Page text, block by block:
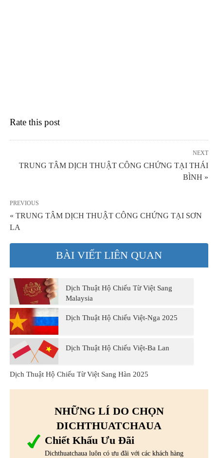
Rate this post
NEXT
TRUNG TÂM DỊCH THUẬT CÔNG CHỨNG TẠI THÁI
BÌNH »
PREVIOUS
« TRUNG TÂM DỊCH THUẬT CÔNG CHỨNG TẠI SƠN
LA
BÀI VIẾT LIÊN QUAN
Dịch Thuật Hộ Chiếu Từ Việt Sang
Malaysia
Dịch Thuật Hộ Chiếu Việt-Nga 2025
Dịch Thuật Hộ Chiếu Việt-Ba Lan
Dịch Thuật Hộ Chiếu Từ Việt Sang Hàn 2025
NHỮNG LÍ DO CHỌN
DICHTHUATCHAUA
Chiết Khấu Ưu Đãi
Dichthuatchaua luôn có ưu đãi với các khách hàng